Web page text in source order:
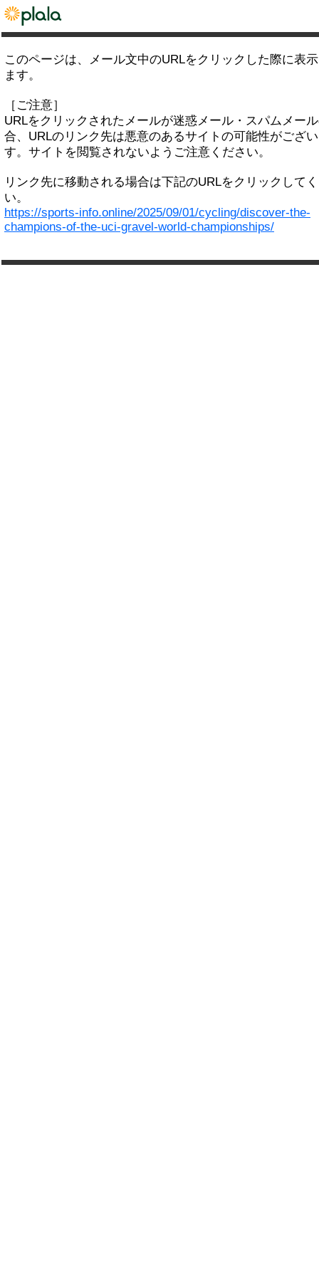
このページは、メール文中のURLをクリックした際に表
ます。
［ご注意］
URLをクリックされたメールが迷惑メール・スパムメー
合、URLのリンク先は悪意のあるサイトの可能性がござ
す。サイトを閲覧されないようご注意ください。
リンク先に移動される場合は下記のURLをクリックして
い。
https://sports-info.online/2025/09/01/cycling/discover-the-
champions-of-the-uci-gravel-world-championships/